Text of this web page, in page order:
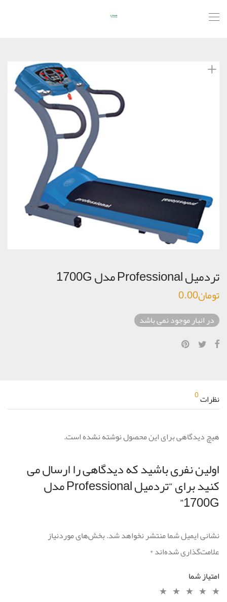
تردمیل Professional مدل 1700G
تومان0.00
در انبار موجود نمی باشد
نظرات0
هیچ دیدگاهی برای این محصول نوشته نشده است.
اولین نفری باشید که دیدگاهی را ارسال می
کنید برای “تردمیل Professional مدل
1700G”
نشانی ایمیل شما منتشر نخواهد شد.بخش‌های موردنیاز
علامت‌گذاری شده‌اند*
امتیاز شما